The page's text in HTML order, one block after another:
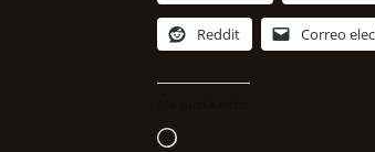
Reddit Correo
Cargando...